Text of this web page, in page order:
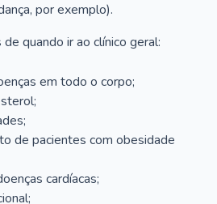
por exemplo).
quando ir ao clínico geral:
em todo o corpo;
de pacientes com obesidade
cardíacas;